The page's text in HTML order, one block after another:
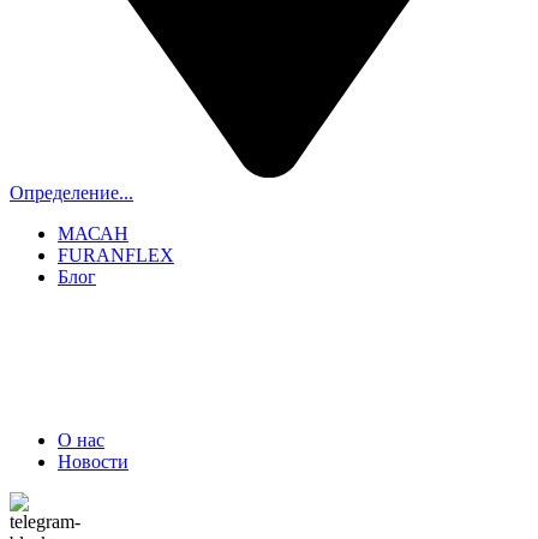
Определение...
МАСАН
FURANFLEX
Блог
О нас
Новости